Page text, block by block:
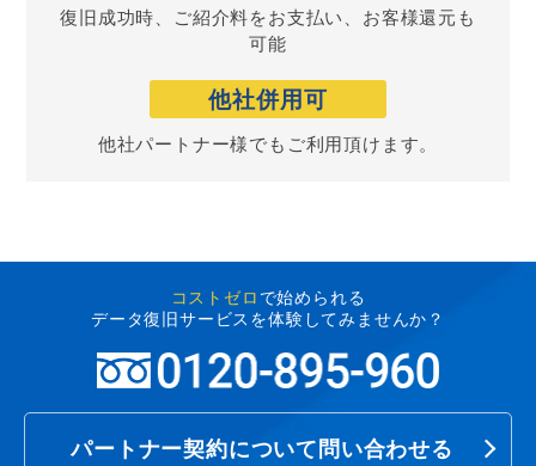
復旧成功時、ご紹介料をお支払い、お客様還元も
可能
他社併用可
他社パートナー様でもご利用頂けます。
コストゼロ で始められる
データ復旧サービスを体験してみませんか？
パートナー契約について問い合わせる